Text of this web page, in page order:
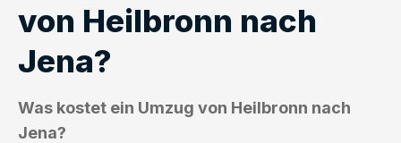
von Heilbronn nach
Jena?
Was kostet ein Umzug von Heilbronn nach
Jena?